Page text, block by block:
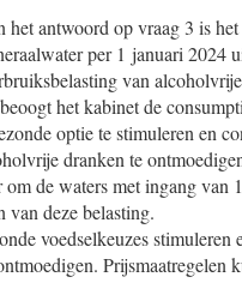
het antwoord op vraag 3 is
per 1 januari 2024
van
het kabinet de
optie te stimuleren en
dranken te
de waters met ingang van
van deze belasting.
voedselkeuzes stimuleren
Prijsmaatregelen